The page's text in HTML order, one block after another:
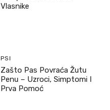
Vlasnike
PSI
Zašto Pas Povraća Žutu
Penu – Uzroci, Simptomi I
Prva Pomoć